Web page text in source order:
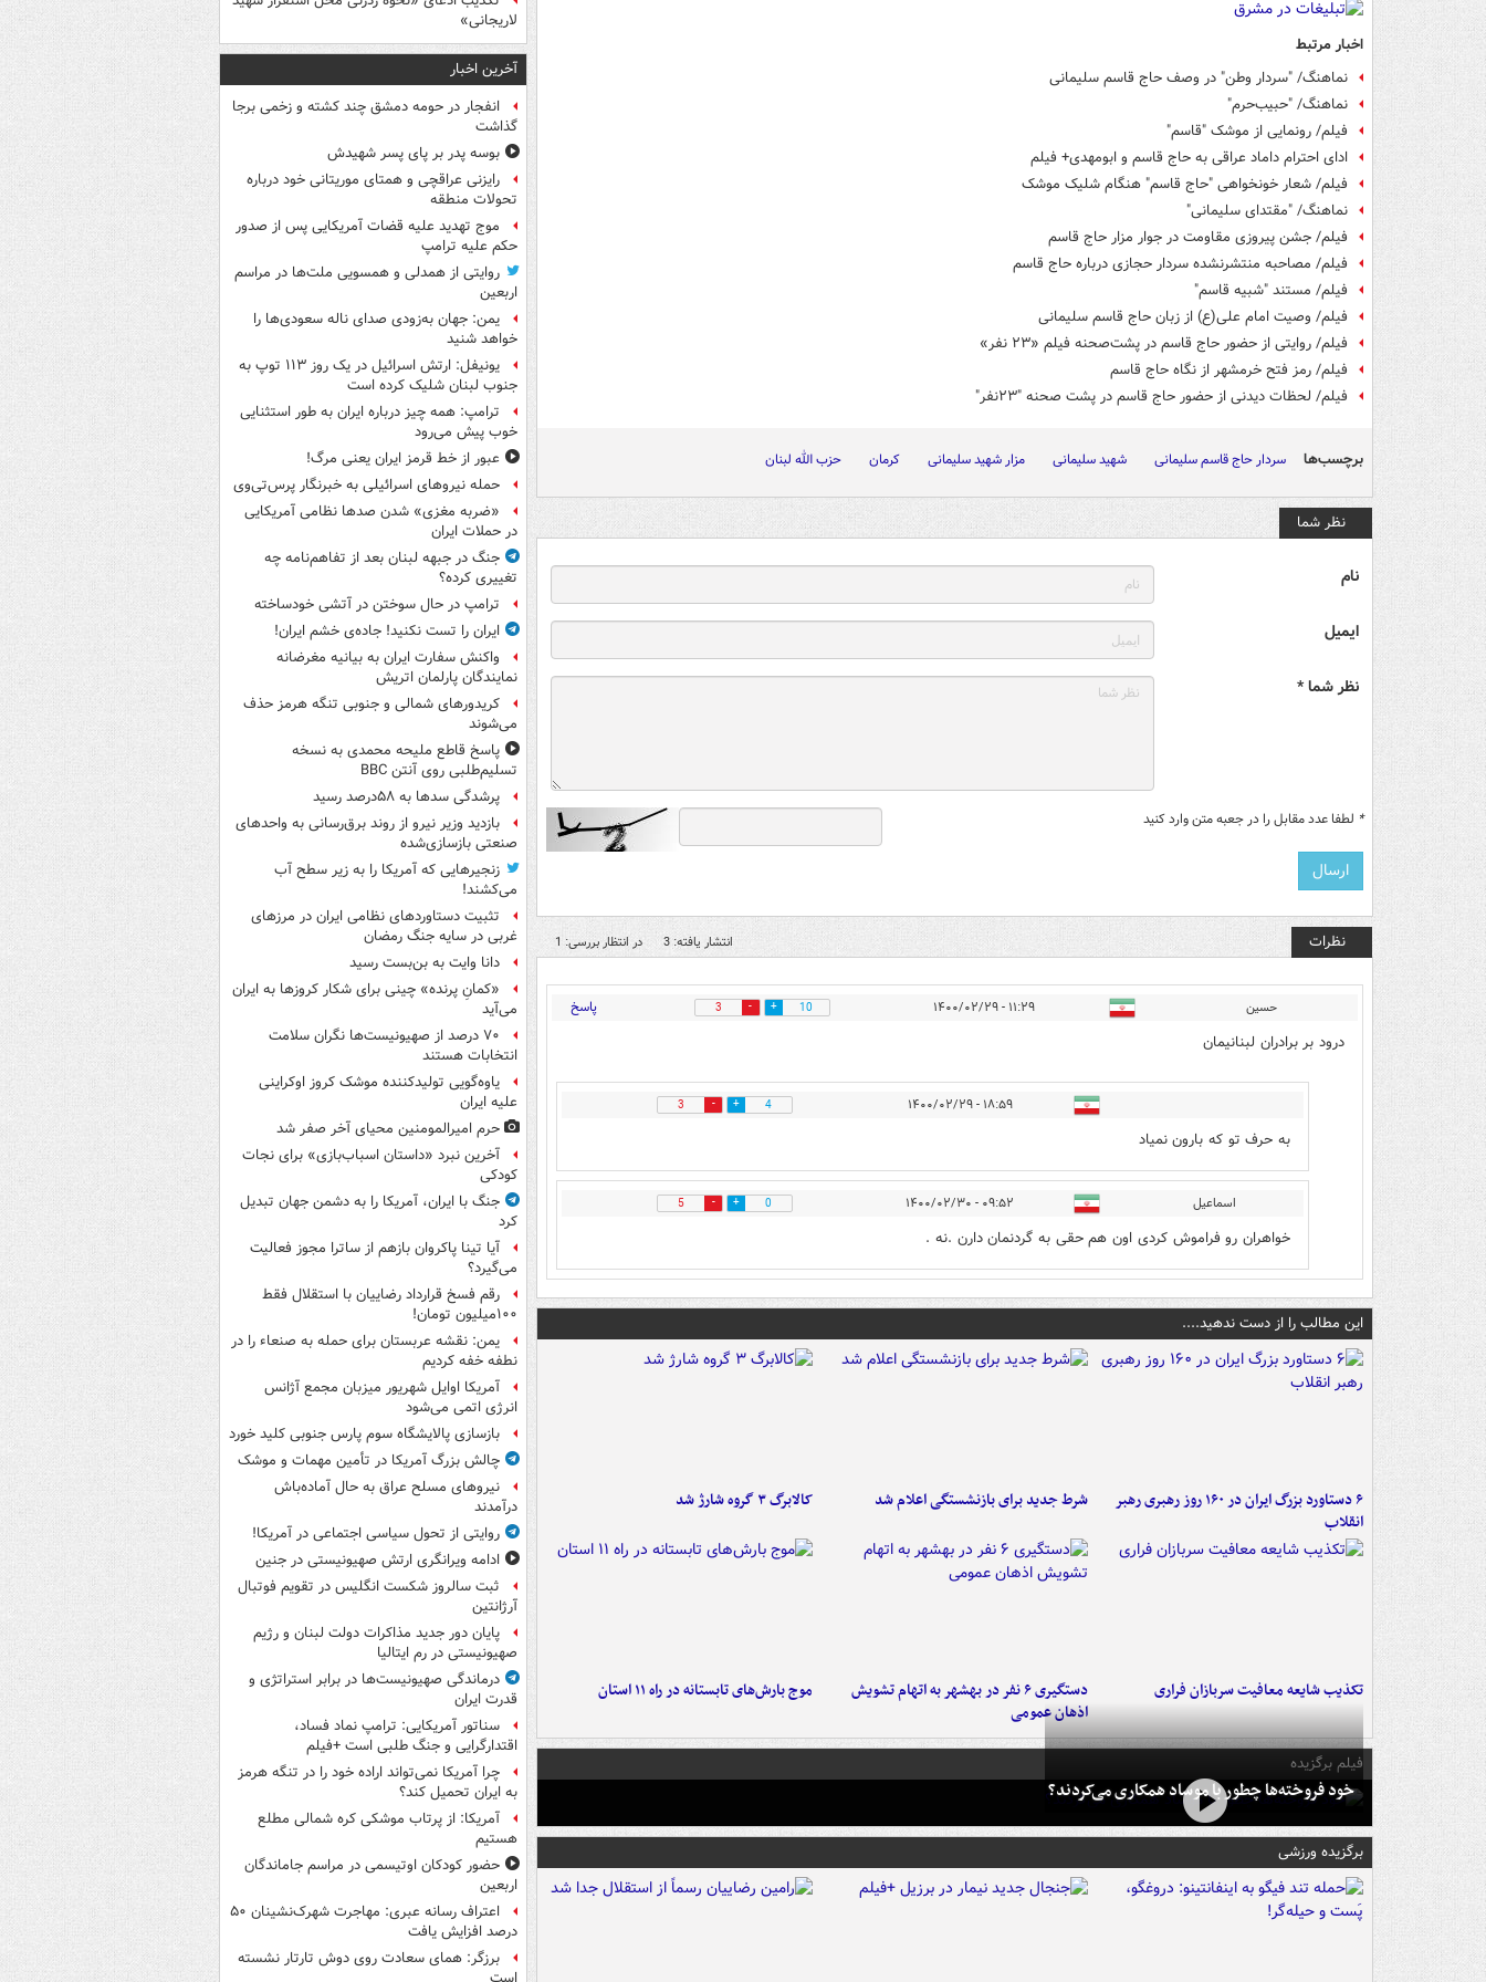
اخبار مرتبط
نماهنگ/ "سردار وطن" در وصف حاج قاسم سلیمانی
نماهنگ/ "حبیب‌حرم"
فیلم/ رونمایی از موشک "قاسم"
ادای احترام داماد عراقی به حاج قاسم ‌و ابومهدی+ فیلم
فیلم/ شعار خونخواهی "حاج قاسم" هنگام شلیک موشک
نماهنگ/ "مقتدای سلیمانی"
فیلم/ جشن پیروزی مقاومت در جوار مزار حاج قاسم
فیلم/ مصاحبه منتشرنشده سردار حجازی درباره حاج قاسم
فیلم/ مستند "شبیه قاسم"
فیلم/ وصیت امام علی(ع) از زبان حاج قاسم سلیمانی
فیلم/ روایتی از حضور حاج قاسم در پشت‌صحنه فیلم «۲۳ نفر»
فیلم/ رمز فتح خرمشهر از نگاه حاج قاسم
فیلم/ لحظات دیدنی از حضور حاج قاسم در پشت صحنه "۲۳نفر"
برچسب‌ها سردار حاج قاسم سلیمانی شهید سلیمانی مزار شهید سلیمانی کرمان حزب الله لبنان
نظر شما
نام
ایمیل
نظر شما *
* لطفا عدد مقابل را در جعبه متن وارد کنید
نظرات انتشار یافته: 3 در انتظار بررسی: 1
حسین ۱۱:۲۹ - ۱۴۰۰/۰۲/۲۹ 10
3 پاسخ
درود بر برادران لبنانیمان
۱۸:۵۹ - ۱۴۰۰/۰۲/۲۹ 4
3
به حرف تو که بارون نمیاد
اسماعیل ۰۹:۵۲ - ۱۴۰۰/۰۲/۳۰ 0
5
خواهران رو فراموش کردی اون هم حقی به گردنمان دارن .نه .
این مطالب را از دست ندهید....
۶ دستاورد بزرگ ایران در ۱۶۰ روز رهبری رهبر
انقلاب
شرط جدید برای بازنشستگی اعلام شد کالابرگ ۳ گروه شارژ شد
تکذیب شایعه معافیت سربازان فراری
دستگیری ۶ نفر در بهشهر به اتهام تشویش
اذهان عمومی
موج بارش‌های تابستانه در راه ۱۱ استان
فیلم برگزیده
خود فروخته‌ها چطور با موساد همکاری می‌کردند؟
برگزیده ورزشی
لاریجانی»
آخرین اخبار
انفجار در حومه دمشق چند کشته و زخمی برجا
گذاشت
بوسه‌ پدر بر پای پسر شهیدش
رایزنی عراقچی و همتای موریتانی خود درباره
تحولات منطقه
موج تهدید علیه قضات آمریکایی پس از صدور
حکم علیه ترامپ
روایتی از همدلی و همسویی ملت‌ها در مراسم
اربعین
یمن: جهان به‌زودی صدای ناله سعودی‌ها را
خواهد شنید
یونیفل: ارتش اسرائیل در یک روز ۱۱۳ توپ به
جنوب لبنان شلیک کرده است
ترامپ: همه چیز درباره ایران به طور استثنایی
خوب پیش می‌رود
عبور از خط قرمز ایران یعنی مرگ!
حمله نیروهای اسرائیلی به خبرنگار پرس‌تی‌وی
«ضربه مغزی» شدن صدها نظامی آمریکایی
در حملات ایران
جنگ در جبهه لبنان بعد از تفاهم‌نامه چه
تغییری کرده؟
ترامپ در حال سوختن در آتشی خودساخته
ایران را تست نکنید! جاده‌ی خشم ایران!
واکنش سفارت ایران به بیانیه مغرضانه
نمایندگان پارلمان اتریش
کریدورهای شمالی و جنوبی تنگه هرمز حذف
می‌شوند
پاسخ قاطع ملیحه محمدی به نسخه
تسلیم‌طلبی روی آنتن BBC
پرشدگی سدها به ۵۸درصد رسید
بازدید وزیر نیرو از روند برق‌رسانی به واحدهای
صنعتی بازسازی‌شده
زنجیرهایی که آمریکا را به زیر سطح آب
می‌کشند!
تثبیت دستاوردهای نظامی ایران در مرزهای
غربی در سایه جنگ رمضان
دانا وایت به بن‌بست رسید
«کمانِ پرنده» چینی برای شکار کروزها به ایران
می‌آید
۷۰ درصد از صهیونیست‌ها نگران سلامت
انتخابات هستند
یاوه‌گویی تولیدکننده موشک کروز اوکراینی
علیه ایران
حرم امیرالمومنین محیای آخر صفر شد
آخرین نبرد «داستان اسباب‌بازی» برای نجات
کودکی
جنگ با ایران، آمریکا را به دشمن جهان تبدیل
کرد
آیا تینا پاکروان بازهم از ساترا مجوز فعالیت
می‌گیرد؟
رقم فسخ قرارداد رضاییان با استقلال فقط
۱۰۰میلیون تومان!
یمن: نقشه عربستان برای حمله به صنعاء را در
نطفه خفه کردیم
آمریکا اوایل شهریور میزبان مجمع آژانس
انرژی اتمی می‌شود
بازسازی پالایشگاه سوم پارس جنوبی کلید خورد
چالش بزرگ آمریکا در تأمین مهمات و موشک
نیروهای مسلح عراق به حال آماده‌باش
درآمدند
روایتی از تحول سیاسی اجتماعی در آمریکا!
ادامه ویرانگری ارتش صهیونیستی در جنین
ثبت سالروز شکست انگلیس در تقویم فوتبال
آرژانتین
پایان دور جدید مذاکرات دولت لبنان و رژیم
صهیونیستی در رم ایتالیا
درماندگی صهیونیست‌ها در برابر استراتژی و
قدرت ایران
سناتور آمریکایی: ترامپ نماد فساد،
اقتدارگرایی و جنگ طلبی است +فیلم
چرا آمریکا نمی‌تواند اراده خود را در تنگه هرمز
به ایران تحمیل کند؟
آمریکا: از پرتاب موشکی کره شمالی مطلع
هستیم
حضور کودکان اوتیسمی در مراسم جاماندگان
اربعین
اعتراف رسانه عبری: مهاجرت شهرک‌نشینان ۵۰
درصد افزایش یافت
برزگر: همای سعادت روی دوش تارتار نشسته